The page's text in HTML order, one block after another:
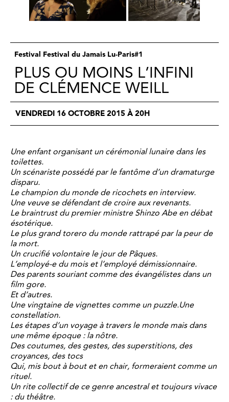
Festival Festival du Jamais Lu-Paris#1
PLUS OU MOINS L’INFINI
DE CLÉMENCE WEILL
VENDREDI 16 OCTOBRE 2015 À 20H
Une enfant organisant un cérémonial lunaire dans les
toilettes.
Un scénariste possédé par le fantôme d’un dramaturge
disparu.
Le champion du monde de ricochets en interview.
Une veuve se défendant de croire aux revenants.
Le braintrust du premier ministre Shinzo Abe en débat
ésotérique.
Le plus grand torero du monde rattrapé par la peur de
la mort.
Un crucifié volontaire le jour de Pâques.
L’employé-e du mois et l’employé démissionnaire.
Des parents souriant comme des évangélistes dans un
film gore.
Et d’autres.
Une vingtaine de vignettes comme un puzzle.Une
constellation.
Les étapes d’un voyage à travers le monde mais dans
une même époque : la nôtre.
Des coutumes, des gestes, des superstitions, des
croyances, des tocs
Qui, mis bout à bout et en chair, formeraient comme un
rituel.
Un rite collectif de ce genre ancestral et toujours vivace
: du théâtre.